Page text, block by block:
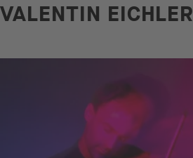
VALENTIN EICHLER